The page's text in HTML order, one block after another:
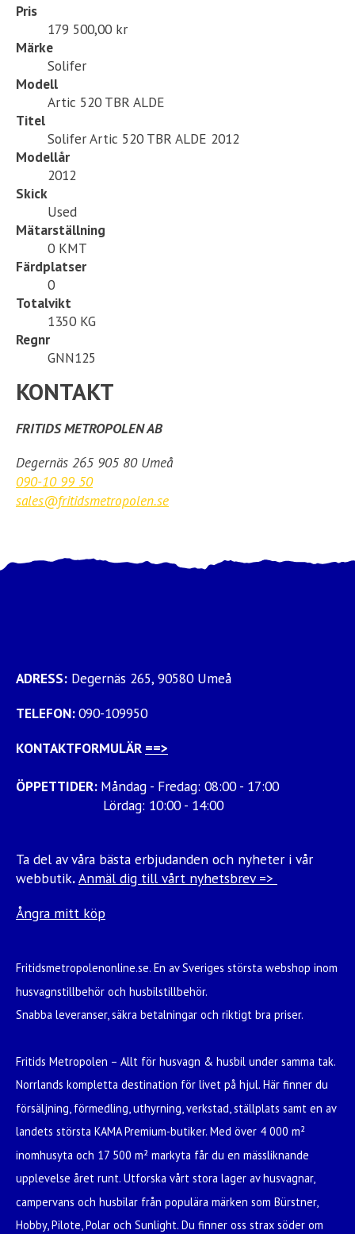
Pris
179 500,00 kr
Märke
Solifer
Modell
Artic 520 TBR ALDE
Titel
Solifer Artic 520 TBR ALDE 2012
Modellår
2012
Skick
Used
Mätarställning
0 KMT
Färdplatser
0
Totalvikt
1350 KG
Regnr
GNN125
KONTAKT
FRITIDS METROPOLEN AB
Degernäs 265 905 80 Umeå
090-10 99 50
sales@fritidsmetropolen.se
ADRESS: Degernäs 265, 90580 Umeå
TELEFON:090-109950
KONTAKTFORMULÄR ==>
ÖPPETTIDER: Måndag - Fredag: 08:00 - 17:00
Lördag: 10:00 - 14:00
Ta del av våra bästa erbjudanden och nyheter i vår
webbutik.Anmäl dig till vårt nyhetsbrev =>
Ångra mitt köp
Fritidsmetropolenonline.se. En av Sveriges största webshop inom
husvagnstillbehör och husbilstillbehör.
Snabba leveranser, säkra betalningar och riktigt bra priser.
Fritids Metropolen – Allt för husvagn & husbil under samma tak.
Norrlands kompletta destination för livet på hjul. Här finner du
försäljning, förmedling, uthyrning, verkstad, ställplats samt en av
landets största KAMA Premium-butiker. Med över 4 000 m²
inomhusyta och 17 500 m² markyta får du en mässliknande
upplevelse året runt. Utforska vårt stora lager av husvagnar,
campervans och husbilar från populära märken som Bürstner,
Hobby, Pilote, Polar och Sunlight. Du finner oss strax söder om